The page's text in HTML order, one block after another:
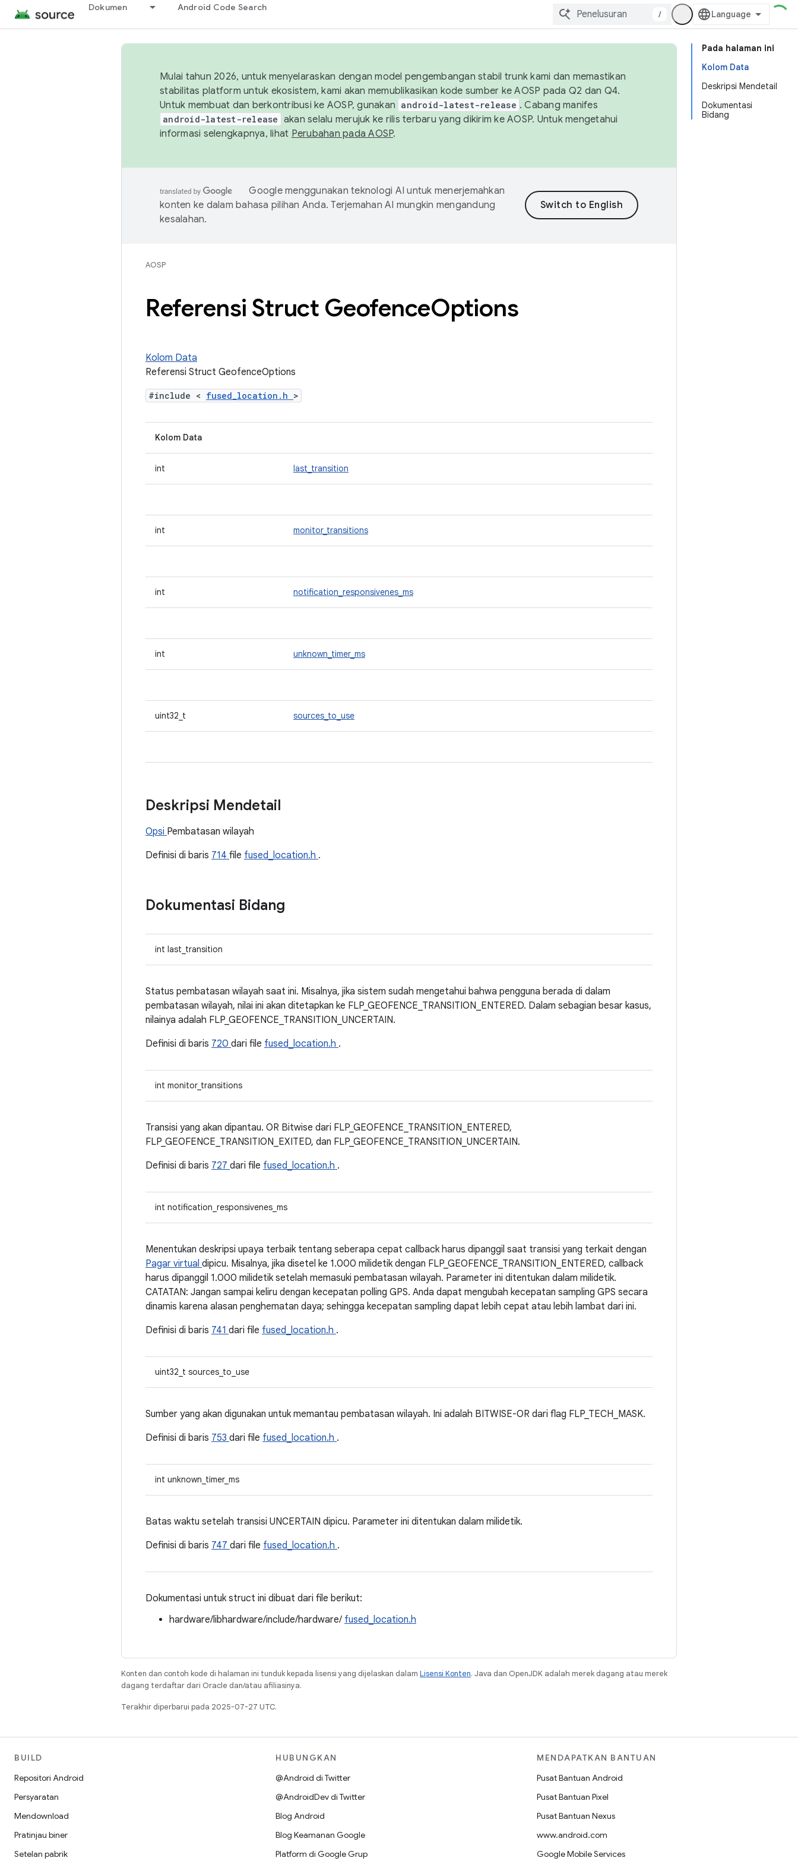
Dokumen Android Code Search
/
Pada halaman ini
Kolom Data
Deskripsi Mendetail
Dokumentasi
Bidang
Mulai tahun 2026, untuk menyelaraskan dengan model pengembangan stabil trunk kami dan memastikan
stabilitas platform untuk ekosistem, kami akan memublikasikan kode sumber ke AOSP pada Q2 dan Q4.
Untuk membuat dan berkontribusi ke AOSP, gunakan android-latest-release . Cabang manifes
android-latest-release akan selalu merujuk ke rilis terbaru yang dikirim ke AOSP. Untuk mengetahui
informasi selengkapnya, lihat Perubahan pada AOSP.
Google menggunakan teknologi AI untuk menerjemahkan
konten ke dalam bahasa pilihan Anda. Terjemahan AI mungkin mengandung
kesalahan.
AOSP
Referensi Struct GeofenceOptions
Kolom Data
Referensi Struct GeofenceOptions
#include < fused_location.h >
Kolom Data
int last_transition
int monitor_transitions
int notification_responsivenes_ms
int unknown_timer_ms
uint32_t sources_to_use
Deskripsi Mendetail
Opsi Pembatasan wilayah
Definisi di baris 714 file fused_location.h .
Dokumentasi Bidang
int last_transition
Status pembatasan wilayah saat ini. Misalnya, jika sistem sudah mengetahui bahwa pengguna berada di dalam
pembatasan wilayah, nilai ini akan ditetapkan ke FLP_GEOFENCE_TRANSITION_ENTERED. Dalam sebagian besar kasus,
nilainya adalah FLP_GEOFENCE_TRANSITION_UNCERTAIN.
Definisi di baris 720 dari file fused_location.h .
int monitor_transitions
Transisi yang akan dipantau. OR Bitwise dari FLP_GEOFENCE_TRANSITION_ENTERED,
FLP_GEOFENCE_TRANSITION_EXITED, dan FLP_GEOFENCE_TRANSITION_UNCERTAIN.
Definisi di baris 727 dari file fused_location.h .
int notification_responsivenes_ms
Menentukan deskripsi upaya terbaik tentang seberapa cepat callback harus dipanggil saat transisi yang terkait dengan
Pagar virtual dipicu. Misalnya, jika disetel ke 1.000 milidetik dengan FLP_GEOFENCE_TRANSITION_ENTERED, callback
harus dipanggil 1.000 milidetik setelah memasuki pembatasan wilayah. Parameter ini ditentukan dalam milidetik.
CATATAN: Jangan sampai keliru dengan kecepatan polling GPS. Anda dapat mengubah kecepatan sampling GPS secara
dinamis karena alasan penghematan daya; sehingga kecepatan sampling dapat lebih cepat atau lebih lambat dari ini.
Definisi di baris 741 dari file fused_location.h .
uint32_t sources_to_use
Sumber yang akan digunakan untuk memantau pembatasan wilayah. Ini adalah BITWISE-OR dari flag FLP_TECH_MASK.
Definisi di baris 753 dari file fused_location.h .
int unknown_timer_ms
Batas waktu setelah transisi UNCERTAIN dipicu. Parameter ini ditentukan dalam milidetik.
Definisi di baris 747 dari file fused_location.h .
Dokumentasi untuk struct ini dibuat dari file berikut:
hardware/libhardware/include/hardware/ fused_location.h
Konten dan contoh kode di halaman ini tunduk kepada lisensi yang dijelaskan dalam Lisensi Konten. Java dan OpenJDK adalah merek dagang atau merek
dagang terdaftar dari Oracle dan/atau afiliasinya.
Terakhir diperbarui pada 2025-07-27 UTC.
BUILD
Repositori Android
Persyaratan
Mendownload
Pratinjau biner
Setelan pabrik
HUBUNGKAN
@Android di Twitter
@AndroidDev di Twitter
Blog Android
Blog Keamanan Google
Platform di Google Grup
MENDAPATKAN BANTUAN
Pusat Bantuan Android
Pusat Bantuan Pixel
Pusat Bantuan Nexus
www.android.com
Google Mobile Services